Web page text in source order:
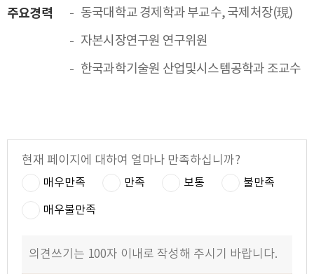
주요경력
동국대학교 경제학과 부교수, 국제처장(現)
자본시장연구원 연구위원
한국과학기술원 산업및시스템공학과 조교수
현재 페이지에 대하여 얼마나 만족하십니까?
매우만족 만족 보통 불만족
매우불만족